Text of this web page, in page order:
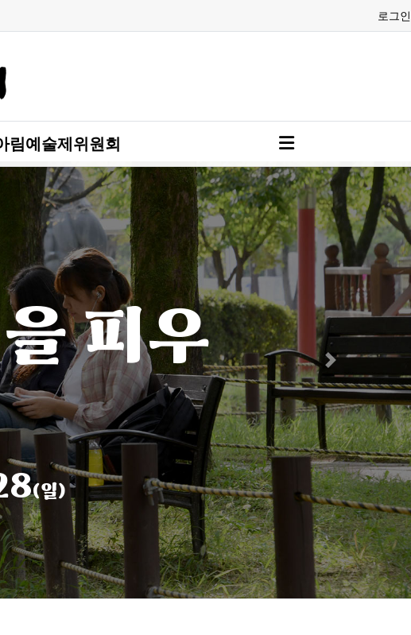
로그인
림예술제위원회
을 피우
(일)
Next